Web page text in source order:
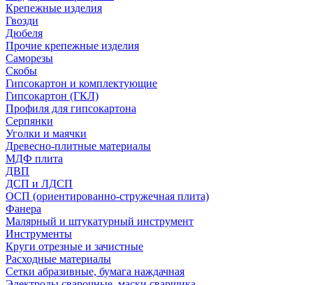
Крепежные изделия
Гвозди
Дюбеля
Прочие крепежные изделия
Саморезы
Скобы
Гипсокартон и комплектующие
Гипсокартон (ГКЛ)
Профиля для гипсокартона
Серпянки
Уголки и маячки
Древесно-плитные материалы
МДФ плита
ДВП
ДСП и ЛДСП
ОСП (ориентированно-стружечная плита)
Фанера
Малярный и штукатурный инструмент
Инструменты
Круги отрезные и зачистные
Расходные материалы
Сетки абразивные, бумага наждачная